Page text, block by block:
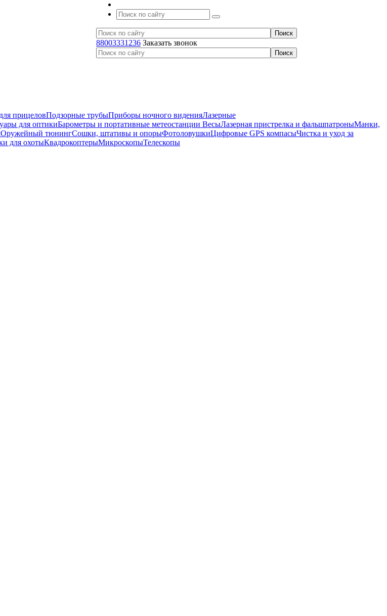
88003331236 Заказать звонок
прицеловПодзорные трубыПриборы ночного виденияЛазерные
для оптикиБарометры и портативные метеостанции ВесыЛазерная пристрелка и фальшпатроныМанки,
Оружейный тюнингСошки, штативы и опорыФотоловушкиЦифровые GPS компасыЧистка и уход за
для охотыКвадрокоптерыМикроскопыТелескопы